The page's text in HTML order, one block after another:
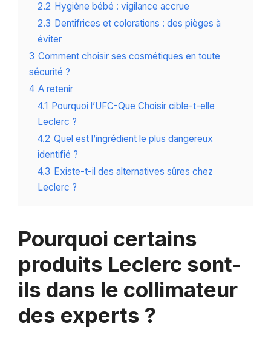
2.2 Hygiène bébé : vigilance accrue
2.3 Dentifrices et colorations : des pièges à
éviter
3 Comment choisir ses cosmétiques en toute
sécurité ?
4 A retenir
4.1 Pourquoi l’UFC-Que Choisir cible-t-elle
Leclerc ?
4.2 Quel est l’ingrédient le plus dangereux
identifié ?
4.3 Existe-t-il des alternatives sûres chez
Leclerc ?
Pourquoi certains
produits Leclerc sont-
ils dans le collimateur
des experts ?